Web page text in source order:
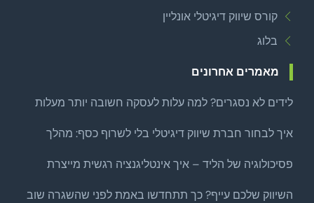
קורס שיווק דיגיטלי אונליין
בלוג
מאמרים אחרונים
לידים לא נסגרים? למה עלות לעסקה חשובה יותר מעלות
איך לבחור חברת שיווק דיגיטלי בלי לשרוף כסף: מהלך
פסיכולוגיה של הליד – איך אינטליגנציה רגשית מייצרת
השיווק שלכם עייף? כך תתחדשו באמת לפני שהשגרה שוב